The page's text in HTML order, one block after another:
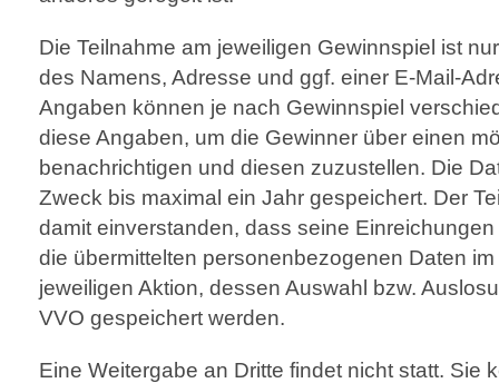
Die Teilnahme am jeweiligen Gewinnspiel ist
des Namens, Adresse und ggf. einer E-Mail-
Angaben können je nach Gewinnspiel
diese Angaben, um die Gewinner über einen
benachrichtigen und diesen zuzustellen. Die
Zweck bis maximal ein Jahr gespeichert. Der
damit einverstanden, dass seine
die übermittelten personenbezogenen Daten
jeweiligen Aktion, dessen Auswahl bzw.
VVO gespeichert werden.
Eine Weitergabe an Dritte findet nicht statt. Sie